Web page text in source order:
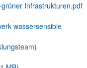
Infrastrukturen.pdf
wassersensible